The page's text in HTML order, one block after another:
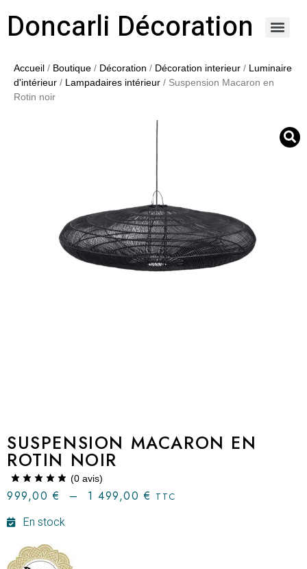
Doncarli Décoration
Accueil / Boutique / Décoration / Décoration interieur / Luminaire
d'intérieur / Lampadaires intérieur / Suspension Macaron en
Rotin noir
SUSPENSION MACARON EN
ROTIN NOIR
(0 avis)
999,00€ – 1 499,00€ TTC
En stock